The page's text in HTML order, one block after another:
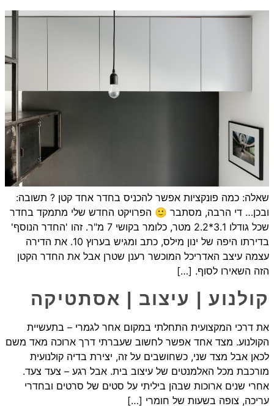
שאלה: כמה פונקציות אפשר להכניס בחדר אחד קטן ? תשובה:
ובכן… די הרבה, מסתבר 🙂 הפרויקט החדש שלי מתמקד בחדר
שכל גודלו 3.1*2.2 מטר, כלומר בקושי 7 מ"ר. זהו 'החדר הנוסף'
בדירתו היפה של ינון מילס, כתב ומגיש בערוץ 10. את הדירה
עצמה עיצב האדריכל המוכשר רענן שטרן אבל את החדר הקטן
הזה השאירו לסוף. […]
קולנוע | עיצוב | אסתטיקה
את דרכי המקצועית התחלתי במקום אחר לגמרי – בתעשיית
הקולנוע. מצד אחד אפשר לחשוב שעברתי דרך ארוכה מאד משם
לכאן אבל מצד שני, כשחושבים על זה, יצירת בדיה קולנועית
מורכבת מכל האלמנטים של עיצוב בית. אבל רגע – צעד צעד.
אחרי שנים ארוכות שבהן ביליתי על סטים של סרטים ובחדרי
עריכה, צופה בשעות של חומרי […]